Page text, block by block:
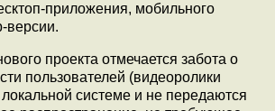
приложения, мобильного
версии.
проекта отмечается забота о
пользователей (видеоролики
системе и не передаются